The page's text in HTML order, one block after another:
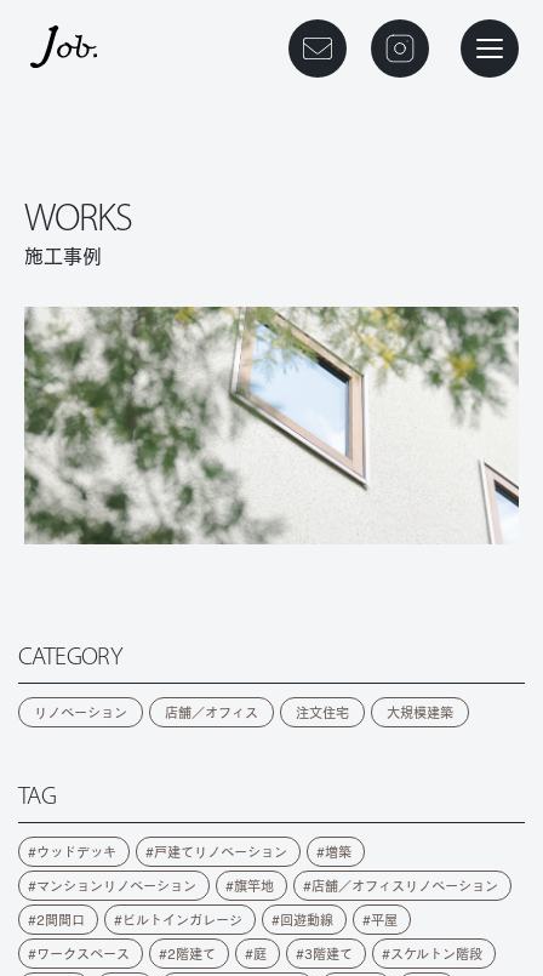
ご相談予約 instagram メニュ
WORKS
施工事例
CATEGORY
リノベーション 店舗／オフィス 注文住宅 大規模建築
TAG
ウッドデッキ 戸建てリノベーション 増築
マンションリノベーション 旗竿地 店舗／オフィスリノベーション
2間間口 ビルトインガレージ 回遊動線 平屋
ワークスペース 2階建て 庭 3階建て スケルトン階段